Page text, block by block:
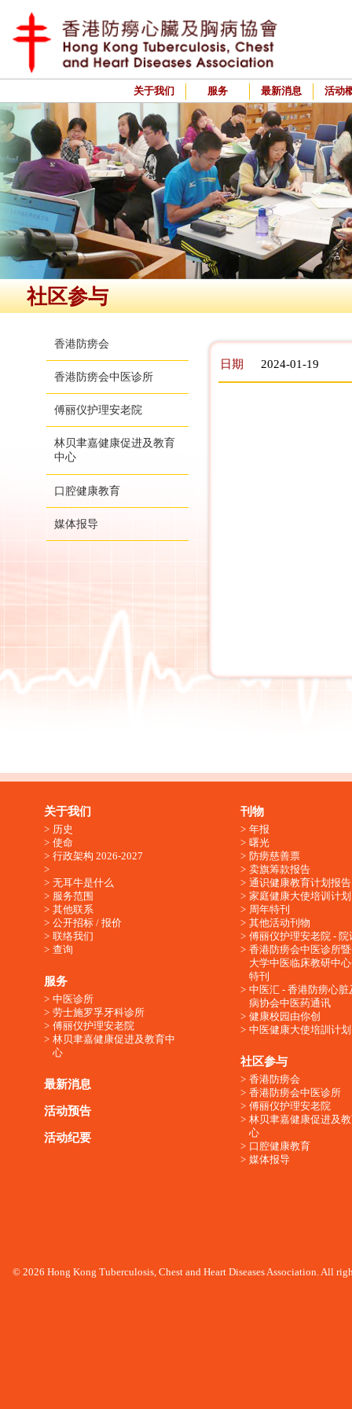
关于我们 服务 最新消息 活动
社区参与
香港防痨会
香港防痨会中医诊所
傅丽仪护理安老院
林贝聿嘉健康促进及教育
中心
口腔健康教育
媒体报导
日期 2024-01-19
关于我们
历史
使命
行政架构 2026-2027
无耳牛是什么
服务范围
其他联系
公开招标 / 报价
联络我们
查询
服务
中医诊所
劳士施罗孚牙科诊所
傅丽仪护理安老院
林贝聿嘉健康促进及教育中
心
最新消息
活动预告
活动纪要
刊物
年报
曙光
防痨慈善票
卖旗筹款报告
通识健康教育计划报告
家庭健康大使培训计划
周年特刊
其他活动刊物
傅丽仪护理安老院 - 院
香港防痨会中医诊所
大学中医临床教研中
特刊
中医汇 - 香港防痨心脏
病协会中医药通讯
健康校园由你创
中医健康大使培訓计划
社区参与
香港防痨会
香港防痨会中医诊所
傅丽仪护理安老院
林贝聿嘉健康促进及
心
口腔健康教育
媒体报导
© 2026 Hong Kong Tuberculosis, Chest and Heart Diseases Association. All